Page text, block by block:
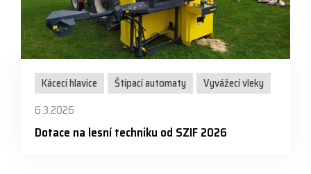
Kácecí hlavice Štípací automaty
Vyvážecí vleky
6.3.2026
Dotace na lesní techniku od SZIF 2026